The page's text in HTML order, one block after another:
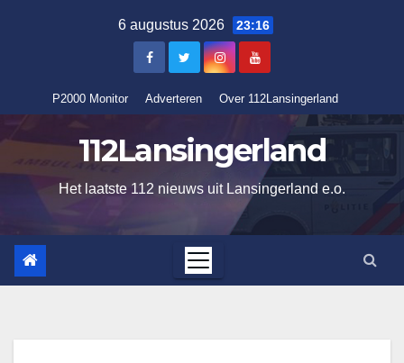
6 augustus 2026 23:16
P2000 Monitor Adverteren Over 112Lansingerland
112Lansingerland
Het laatste 112 nieuws uit Lansingerland e.o.